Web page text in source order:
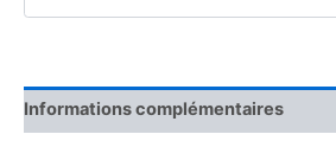
Informations complémentaires